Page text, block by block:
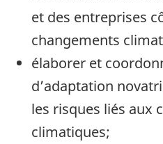
et des entreprises
changements
élaborer et
d’adaptation
les risques liés aux
climatiques;